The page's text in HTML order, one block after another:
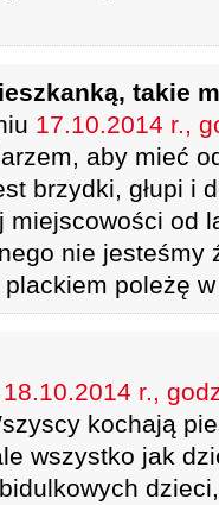
takie
17.10.2014 r.,
aby mieć
brzydki, głupi i
od
nie jesteśmy
poleżę
18.10.2014 r.,
kochają
wszystko jak